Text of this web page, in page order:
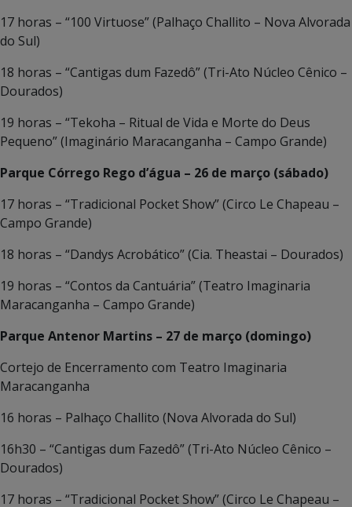
17 horas – “100 Virtuose” (Palhaço Challito – Nova Alvorada
do Sul)
18 horas – “Cantigas dum Fazedô” (Tri-Ato Núcleo Cênico –
Dourados)
19 horas – “Tekoha – Ritual de Vida e Morte do Deus
Pequeno” (Imaginário Maracanganha – Campo Grande)
Parque Córrego Rego d’água – 26 de março (sábado)
17 horas – “Tradicional Pocket Show” (Circo Le Chapeau –
Campo Grande)
18 horas – “Dandys Acrobático” (Cia. Theastai – Dourados)
19 horas – “Contos da Cantuária” (Teatro Imaginaria
Maracanganha – Campo Grande)
Parque Antenor Martins – 27 de março (domingo)
Cortejo de Encerramento com Teatro Imaginaria
Maracanganha
16 horas – Palhaço Challito (Nova Alvorada do Sul)
16h30 – “Cantigas dum Fazedô” (Tri-Ato Núcleo Cênico –
Dourados)
17 horas – “Tradicional Pocket Show” (Circo Le Chapeau –